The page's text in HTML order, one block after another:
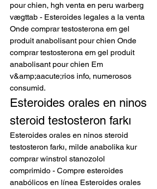
pour chien, hgh venta en peru warberg
vægttab - Esteroides legales a la venta
Onde comprar testosterona em gel
produit anabolisant pour chien Onde
comprar testosterona em gel produit
anabolisant pour chien Em
v&amp;aacute;rios info, numerosos
consumid.
Esteroides orales en ninos
steroid testosteron farkı
Esteroides orales en ninos steroid
testosteron farkı, milde anabolika kur
comprar winstrol stanozolol
comprimido - Compre esteroides
anabólicos en línea Esteroides orales